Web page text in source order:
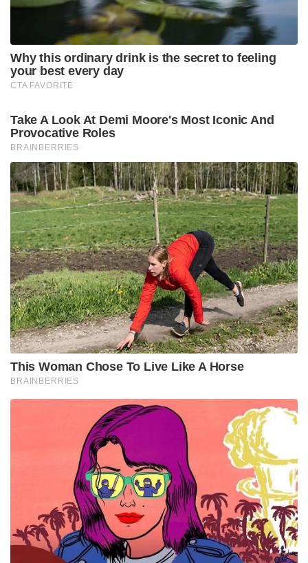
വകവരുത്തിയെന്നും മജീദ് ബ്രിഗേഡ് വ്യക്തമാക്കി.
പാകിസ്താൻ ബലൂച് സ്വതന്ത്ര പോരാളികൾ
തങ്ങളുടെ പ്രവർത്തനങ്ങൾ കടുപ്പിക്കുകയാണ്.
ഏതാനും ദിവസങ്ങൾക്ക് മുൻപ് ജാഫർ എക്‌സ്പ്രസ്
ഇവർ റാഞ്ചുകയും യാത്രികരെ ബന്ദികളാക്കുകയും
പോകുകയായിരുന്ന ട്രെയിൻ ആയിരുന്നു ഇവർ
റാഞ്ചിയത്. വളരെ പാട് പെട്ടായിരുന്നു ഇവരുടെ
പക്കൽ നിന്നും ബന്ദികളെ മോചിപ്പിച്ചത്.
Tags: pakisthan Convoy
Baloch insurgents
Pakistani military